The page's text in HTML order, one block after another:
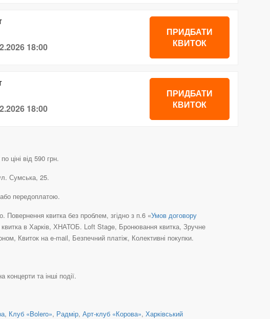
18:00
ПРИДБАТИ
КВИТОК
18:00
ПРИДБАТИ
КВИТОК
ціні від 590 грн.
Сумська, 25.
передоплатою.
квитка без проблем, згідно з п.6 «Умов договору
в Харків, ХНАТОБ. Loft Stage, Бронювання квитка, Зручне
Квиток на e-mail, Безпечний платіж, Колективні покупки.
та інші події.
, Клуб «Bolero», Радмір, Арт-клуб «Корова», Харківський